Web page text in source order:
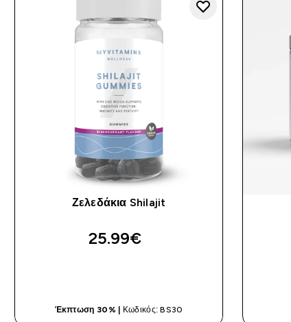
Ζελεδάκια Shilajit
25.99€‎
Έκπτωση 30% | Κωδικός: BS30